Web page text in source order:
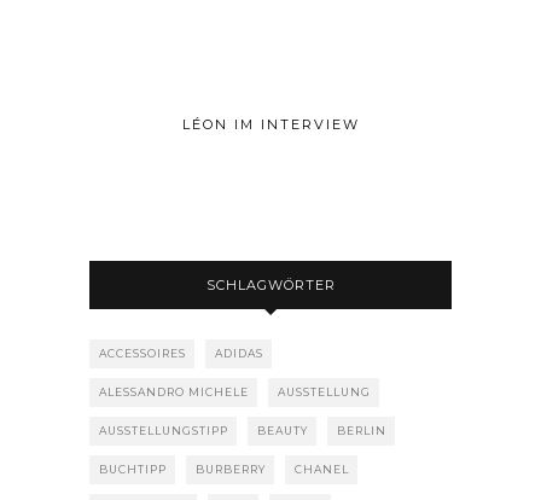
LÉON IM INTERVIEW
SCHLAGWÖRTER
ACCESSOIRES ADIDAS
ALESSANDRO MICHELE AUSSTELLUNG
AUSSTELLUNGSTIPP BEAUTY BERLIN
BUCHTIPP BURBERRY CHANEL